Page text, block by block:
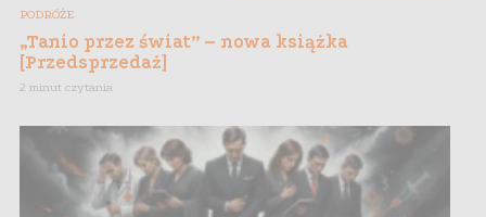
PODRÓŻE
„Tanio przez świat” – nowa książka
[Przedsprzedaż]
2 minut czytania